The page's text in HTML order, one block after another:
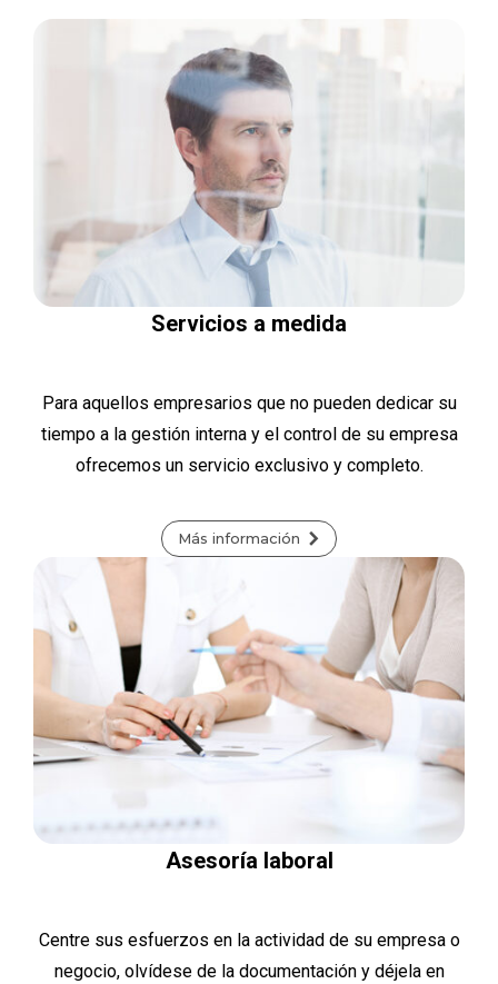
Servicios a medida
Para aquellos empresarios que no pueden dedicar su
tiempo a la gestión interna y el control de su empresa
ofrecemos un servicio exclusivo y completo.
Más información
Asesoría laboral
Centre sus esfuerzos en la actividad de su empresa o
negocio, olvídese de la documentación y déjela en